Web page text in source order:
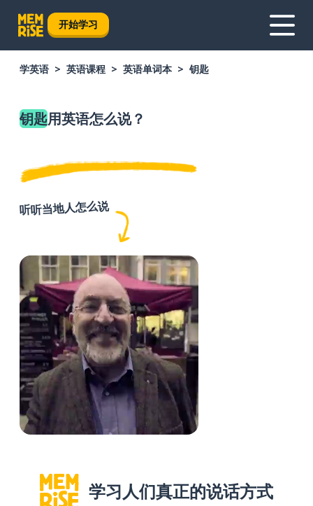
开始学习
学英语 英语课程 英语单词本 钥匙
钥匙用英语怎么说？
听听当地人怎么说
学习人们真正的说话方式